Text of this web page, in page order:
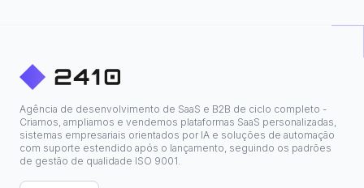
Agência de desenvolvimento de SaaS e B2B de ciclo completo -
Criamos, ampliamos e vendemos plataformas SaaS personalizadas,
sistemas empresariais orientados por IA e soluções de automação
com suporte estendido após o lançamento, seguindo os padrões
de gestão de qualidade ISO 9001.